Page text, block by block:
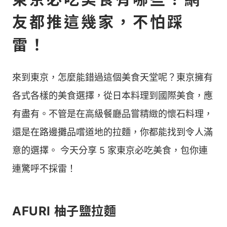
友都推這幾家，不怕踩
雷！
來到東京，怎麼能錯過這個美食天堂呢？東京擁有
各式各樣的美食選擇，從日本料理到國際美食，應
有盡有。不管是在高級餐廳品嘗精緻的懷石料理，
還是在路邊攤品嚐道地的拉麵，你都能找到令人滿
意的選擇。 今天分享 5 家東京必吃美食，包你連
連驚呼不採雷！
AFURI 柚子鹽拉麵